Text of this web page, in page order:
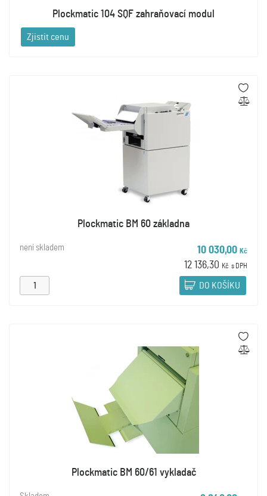
Plockmatic 104 SQF zahraňovací modul
Zjistit cenu
Plockmatic BM 60 základna
není skladem 10 030,00 Kč
12 136,30 Kč s DPH
DO KOŠÍKU
Plockmatic BM 60/61 vykladač